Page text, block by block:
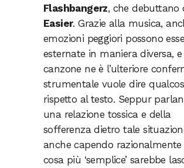
Flashbangerz, che debuttano
Easier. Grazie alla musica,
emozioni peggiori possono
esternate in maniera diversa,
canzone ne è l’ulteriore
strumentale vuole dire
rispetto al testo. Seppur
una relazione tossica e della
sofferenza dietro tale
anche capendo
cosa più ‘semplice’ sarebbe